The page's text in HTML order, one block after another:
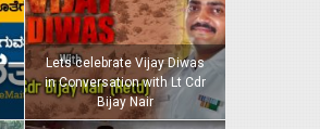
Lets celebrate Vijay Diwas
in Conversation with Lt Cdr
Bijay Nair